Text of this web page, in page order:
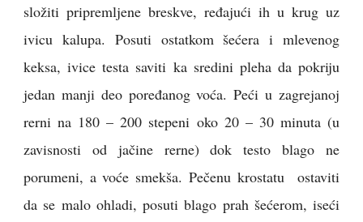
složiti pripremljene breskve, ređajući ih u krug uz
ivicu kalupa. Posuti ostatkom šećera i mlevenog
keksa, ivice testa saviti ka sredini pleha da pokriju
jedan manji deo poređanog voća. Peći u zagrejanoj
rerni na 180 – 200 stepeni oko 20 – 30 minuta (u
zavisnosti od jačine rerne) dok testo blago ne
porumeni, a voće smekša. Pečenu krostatu ostaviti
da se malo ohladi, posuti blago prah šećerom, iseći